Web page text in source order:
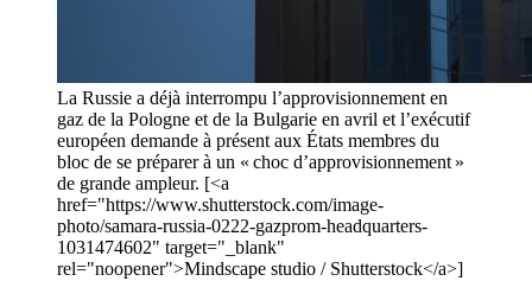
La Russie a déjà interrompu l’approvisionnement en
gaz de la Pologne et de la Bulgarie en avril et l’exécutif
européen demande à présent aux États membres du
bloc de se préparer à un « choc d’approvisionnement »
de grande ampleur. [<a
href="https://www.shutterstock.com/image-
photo/samara-russia-0222-gazprom-headquarters-
1031474602" target="_blank"
rel="noopener">Mindscape studio / Shutterstock</a>]